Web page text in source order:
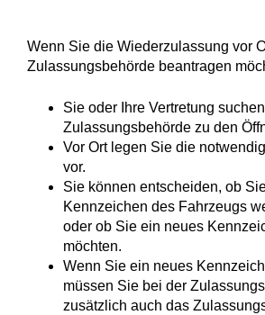
Wenn Sie die Wiederzulassung vor
Zulassungsbehörde beantragen
Sie oder Ihre Vertretung
Zulassungsbehörde zu den
Vor Ort legen Sie die
vor.
Sie können entscheiden, ob
Kennzeichen des Fahrzeugs
oder ob Sie ein neues
möchten.
Wenn Sie ein neues
müssen Sie bei der
zusätzlich auch das